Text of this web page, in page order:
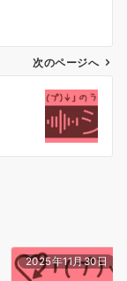
次のページへ
2025年11月30日